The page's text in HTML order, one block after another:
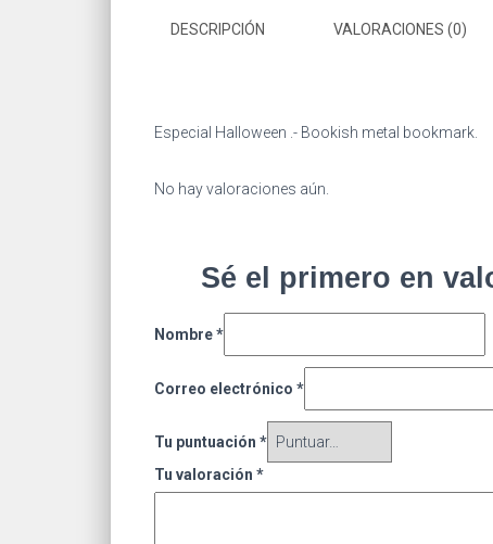
DESCRIPCIÓN VALORACIONES (0)
Especial Halloween .- Bookish metal bookmark.
No hay valoraciones aún.
Sé el primero en
Nombre*
Correo electrónico *
Tu puntuación *
Tu valoración *